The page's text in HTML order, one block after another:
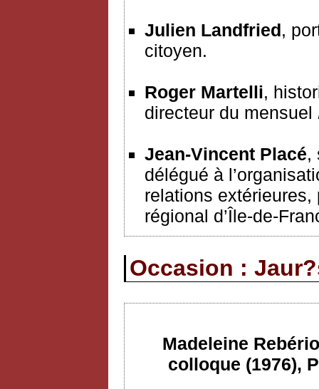
Julien Landfried,
citoyen.
Roger Martelli,
directeur du mensuel
Jean-Vincent Placé,
délégué à
relations
régional d’Île-de-
Occasion :
Madeleine
colloque (1976),